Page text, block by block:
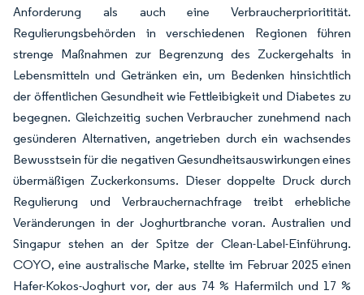
Anforderung als auch eine Verbraucherprioritität.
Regulierungsbehörden in verschiedenen Regionen führen
strenge Maßnahmen zur Begrenzung des Zuckergehalts in
Lebensmitteln und Getränken ein, um Bedenken hinsichtlich
der öffentlichen Gesundheit wie Fettleibigkeit und Diabetes zu
begegnen. Gleichzeitig suchen Verbraucher zunehmend nach
gesünderen Alternativen, angetrieben durch ein wachsendes
Bewusstsein für die negativen Gesundheitsauswirkungen eines
übermäßigen Zuckerkonsums. Dieser doppelte Druck durch
Regulierung und Verbrauchernachfrage treibt erhebliche
Veränderungen in der Joghurtbranche voran. Australien und
Singapur stehen an der Spitze der Clean-Label-Einführung.
COYO, eine australische Marke, stellte im Februar 2025 einen
Hafer-Kokos-Joghurt vor, der aus 74 % Hafermilch und 17 %